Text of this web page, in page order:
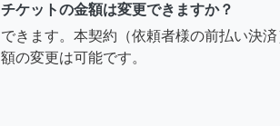
チケットの金額は変更できますか？
できます。本契約（依頼者様の前払い決
額の変更は可能です。